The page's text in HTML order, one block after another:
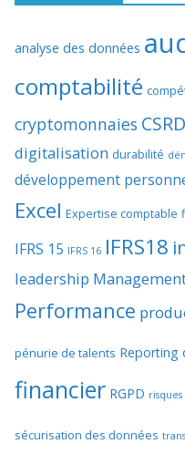
analyse des données
comptabilité
cryptomonnaies CSRD
digitalisation durabilité
développement
Excel Expertise comptable
IFRS 15 IFRS 16 IFRS18
leadership
Performance
pénurie de talents Reporting
financier RGPD
sécurisation des données